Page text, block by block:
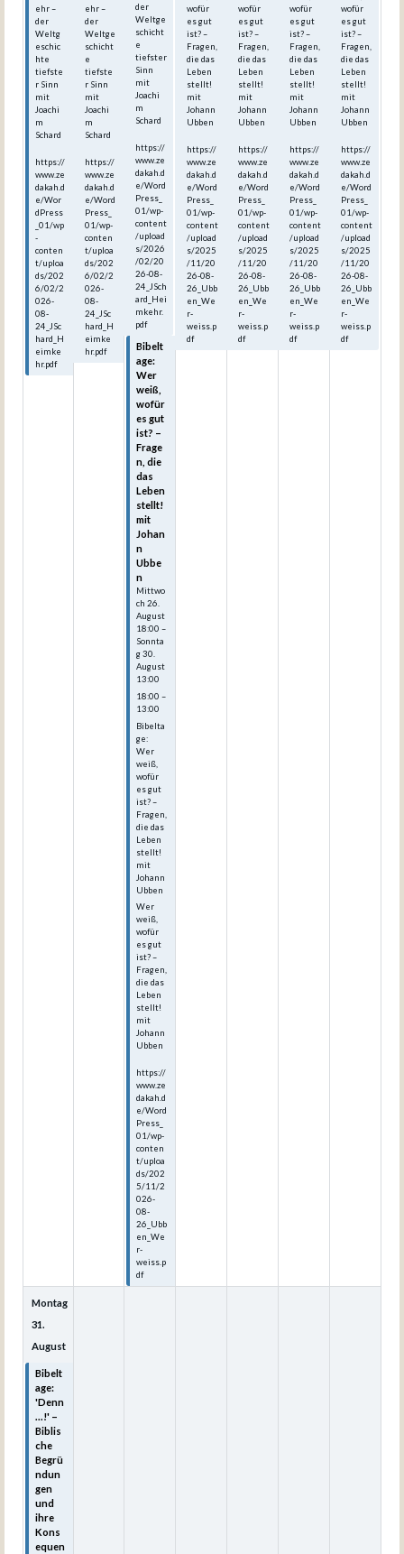
ehr –
der
Weltg
eschic
hte
tiefste
r Sinn
mit
Joachi
m
Schard
https://
www.ze
dakah.d
e/Wor
dPress
_01/wp
-
conten
t/uploa
ds/202
6/02/2
026-
08-
24_JSc
hard_H
eimke
hr.pdf
ehr –
der
Weltge
schicht
e
tiefste
r Sinn
mit
Joachi
m
Schard
https://
www.ze
dakah.d
e/Word
Press_
01/wp-
conten
t/uploa
ds/202
6/02/2
026-
08-
24_JSc
hard_H
eimke
hr.pdf
der
Weltge
schicht
e
tiefster
Sinn
mit
Joachi
m
Schard
https://
www.ze
dakah.d
e/Word
Press_
01/wp-
content
/upload
s/2026
/02/20
26-08-
24_JSch
ard_Hei
mkehr.
pdf
Bibelt
age:
Wer
weiß,
wofür
es gut
ist? –
Frage
n, die
das
Leben
stellt!
mit
Johan
n
Ubbe
n
Mittwo
ch 26.
August
18:00 –
Sonnta
g30.
August
13:00
18:00 –
13:00
Bibelta
ge:
Wer
weiß,
wofür
es gut
ist? –
Fragen,
die das
Leben
stellt!
mit
Johann
Ubben
Wer
weiß,
wofür
es gut
ist? –
Fragen,
die das
Leben
stellt!
mit
Johann
Ubben
https://
www.ze
dakah.d
e/Word
Press_
01/wp-
conten
t/uploa
ds/202
5/11/2
026-
08-
26_Ubb
en_We
r-
weiss.p
df
wofür
es gut
ist? –
Fragen,
die das
Leben
stellt!
mit
Johann
Ubben
https://
www.ze
dakah.d
e/Word
Press_
01/wp-
content
/upload
s/2025
/11/20
26-08-
26_Ubb
en_We
r-
weiss.p
df
wofür
es gut
ist? –
Fragen,
die das
Leben
stellt!
mit
Johann
Ubben
https://
www.ze
dakah.d
e/Word
Press_
01/wp-
content
/upload
s/2025
/11/20
26-08-
26_Ubb
en_We
r-
weiss.p
df
wofür
es gut
ist? –
Fragen,
die das
Leben
stellt!
mit
Johann
Ubben
https://
www.ze
dakah.d
e/Word
Press_
01/wp-
content
/upload
s/2025
/11/20
26-08-
26_Ubb
en_We
r-
weiss.p
df
wofür
es gut
ist? –
Fragen,
die das
Leben
stellt!
mit
Johann
Ubben
https://
www.ze
dakah.d
e/Word
Press_
01/wp-
content
/upload
s/2025
/11/20
26-08-
26_Ubb
en_We
r-
weiss.p
df
Montag
31.
August
Bibelt
age:
'Denn
...!' –
Biblis
che
Begrü
ndun
gen
und
ihre
Kons
equen